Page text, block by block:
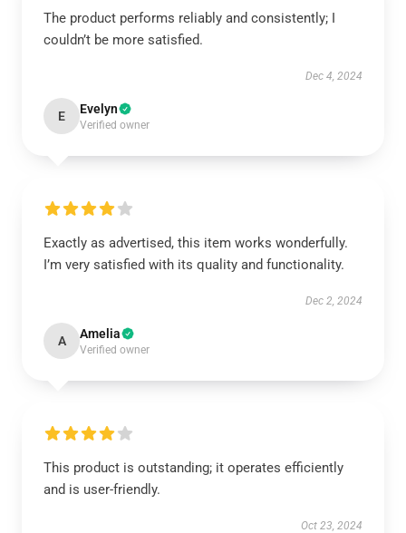
The product performs reliably and consistently; I
couldn’t be more satisfied.
Dec 4, 2024
E Evelyn
Verified owner
Exactly as advertised, this item works wonderfully.
I’m very satisfied with its quality and functionality.
Dec 2, 2024
A Amelia
Verified owner
This product is outstanding; it operates efficiently
and is user-friendly.
Oct 23, 2024